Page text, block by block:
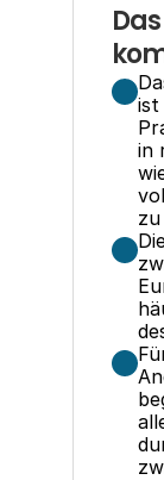
ist
in